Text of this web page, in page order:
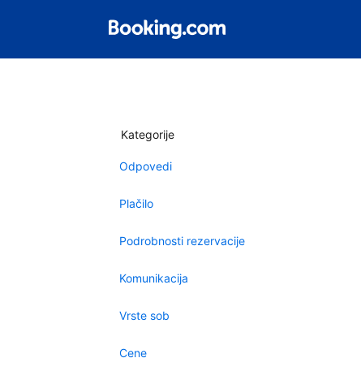
Kategorije
Odpovedi
Plačilo
Podrobnosti rezervacije
Komunikacija
Vrste sob
Cene